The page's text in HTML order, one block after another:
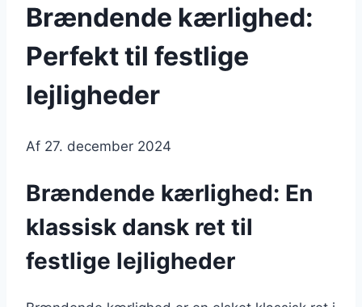
Brændende kærlighed:
Perfekt til festlige
lejligheder
Af 27. december 2024
Brændende kærlighed: En
klassisk dansk ret til
festlige lejligheder